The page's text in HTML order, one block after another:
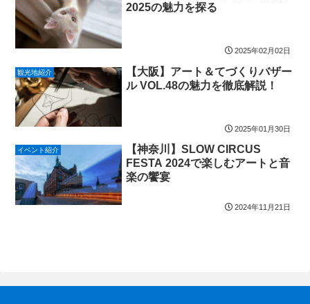
2025の魅力を探る
2025年02月02日
観光地紹介
【大阪】アート＆てづくりバザー
ル VOL.48の魅力を徹底解説！
2025年01月30日
イベント紹介
【神奈川】SLOW CIRCUS
FESTA 2024で楽しむアートと音
楽の饗宴
2024年11月21日